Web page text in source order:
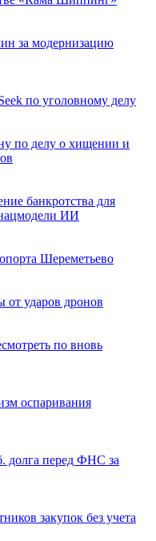
за модернизацию
по уголовному делу
по делу о хищении и
банкротства для
нацмодели ИИ
Шереметьево
от ударов дронов
по вновь
оспаривания
долга перед ФНС за
закупок без учета